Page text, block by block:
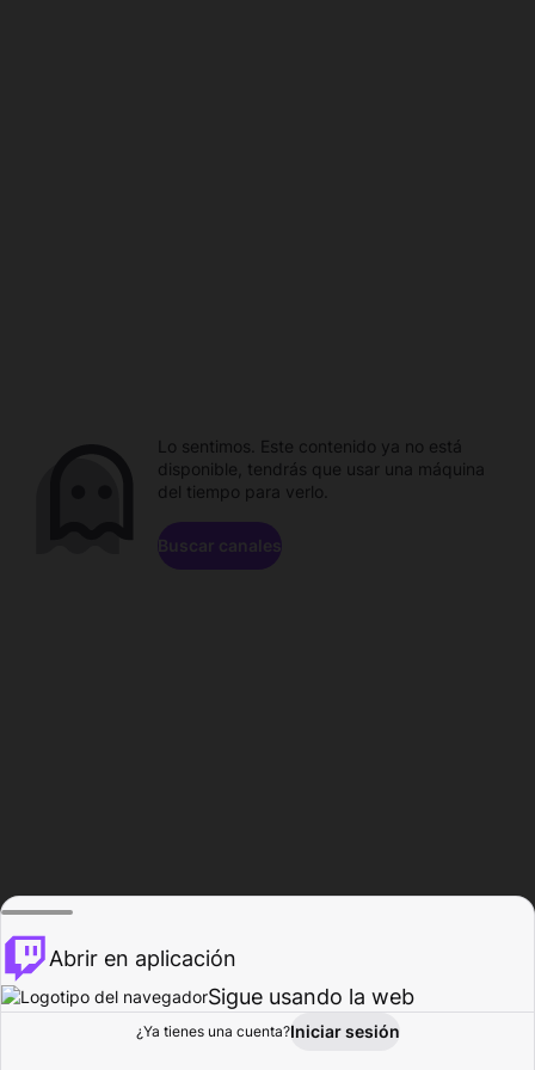
Explorar Actividad
Lo sentimos. Este contenido ya no está
disponible, tendrás que usar una máquina
del tiempo para verlo.
Buscar canales
Abrir en aplicación
Sigue usando la web
¿Ya tienes una cuenta?Iniciar sesión